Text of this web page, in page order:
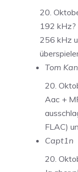
20.
192 kHz?
256 kHz
Tom
20.
Aac +
FLAC)
Capt1n
20.